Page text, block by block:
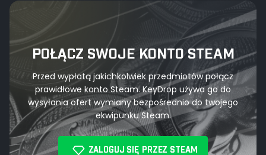
POŁĄCZ SWOJE KONTO STEAM
Przed wypłatą jakichkolwiek przedmiotów połącz
prawidłowe konto Steam. KeyDrop używa go do
wysyłania ofert wymiany bezpośrednio do twojego
ekwipunku Steam.
ZALOGUJ SIĘ PRZEZ STEAM